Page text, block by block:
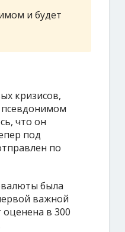
и будет
кризисов,
псевдонимом
что он
под
по
была
важной
оценена в 300